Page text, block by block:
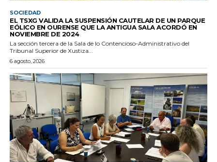
SOCIEDAD
EL TSXG VALIDA LA SUSPENSIÓN CAUTELAR DE UN PARQUE
EÓLICO EN OURENSE QUE LA ANTIGUA SALA ACORDÓ EN
NOVIEMBRE DE 2024
La sección tercera de la Sala de lo Contencioso-Administrativo del
Tribunal Superior de Xustiza...
6 agosto, 2026